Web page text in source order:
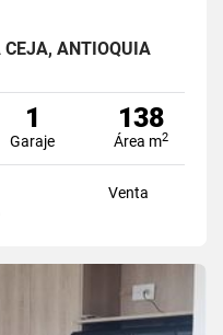
CEJA, ANTIOQUIA
1
Garaje
138
Área m2
Venta